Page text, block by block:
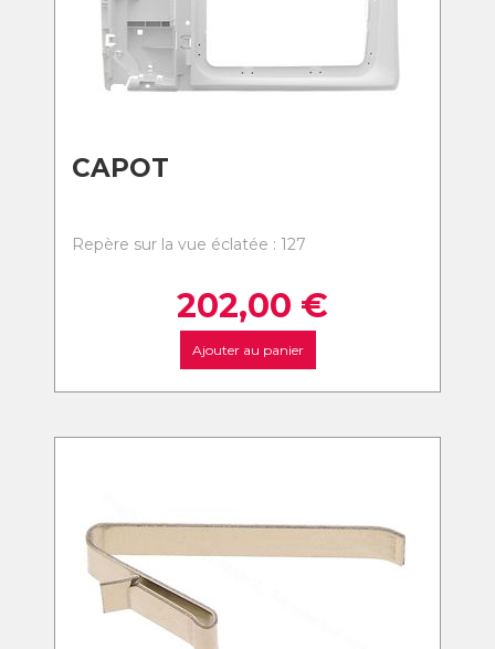
CAPOT
Repère sur la vue éclatée : 127
202,00 €
Ajouter au panier